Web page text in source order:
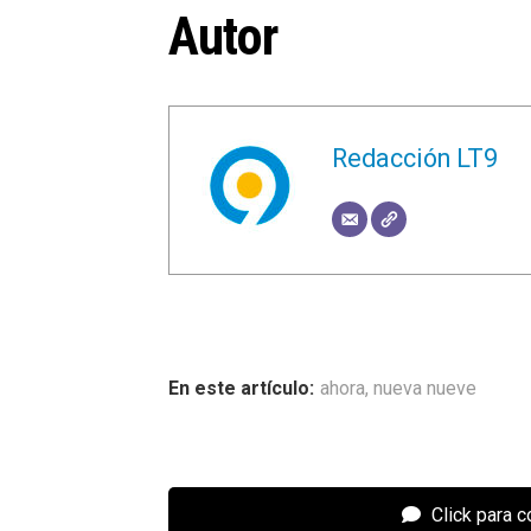
Autor
Redacción LT9
ahora, nueva nueve
Click para